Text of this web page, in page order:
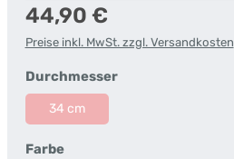
Regulärer Preis:
44,90 €
Preise inkl. MwSt. zzgl. Versandkosten
Durchmesserauswählen
34 cm
Farbeauswählen